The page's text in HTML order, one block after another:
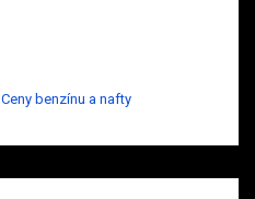
Ceny benzínu a nafty